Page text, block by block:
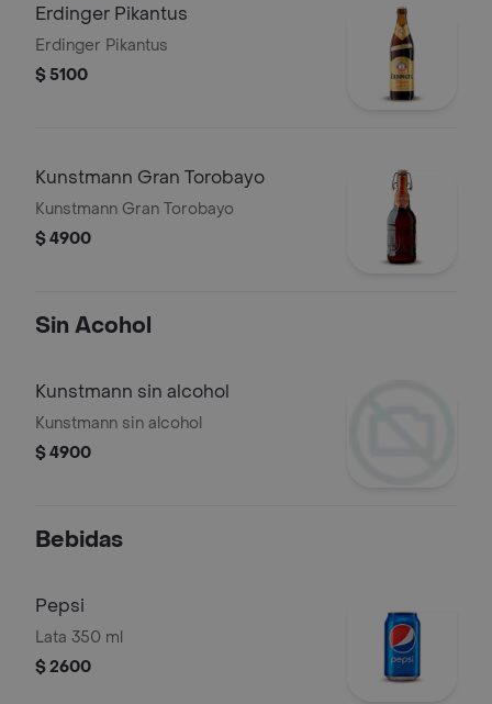
Erdinger Pikantus
Erdinger Pikantus
$ 5100
Kunstmann Gran Torobayo
Kunstmann Gran Torobayo
$ 4900
Sin Acohol
Kunstmann sin alcohol
Kunstmann sin alcohol
$ 4900
Bebidas
Pepsi
Lata 350 ml
$ 2600